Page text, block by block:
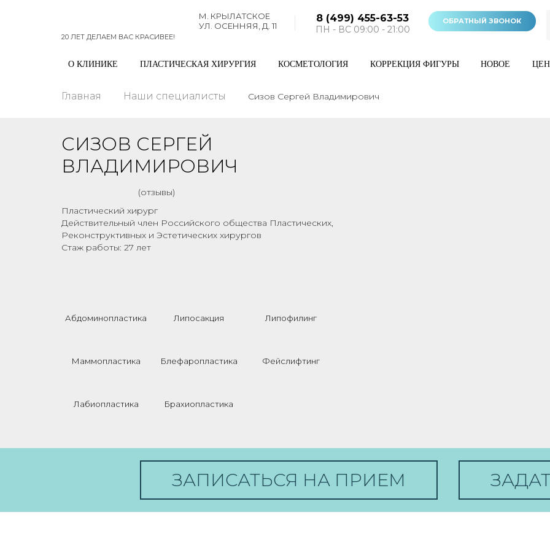
20 ЛЕТ ДЕЛАЕМ ВАС КРАСИВЕЕ!
М. КРЫЛАТСКОЕ
УЛ. ОСЕННЯЯ, Д. 11
8 (499) 455-63-53
ПН - ВС 09:00 - 21:00
ОБРАТНЫЙ ЗВОНОК
О КЛИНИКЕ ПЛАСТИЧЕСКАЯ ХИРУРГИЯ КОСМЕТОЛОГИЯ КОРРЕКЦИЯ ФИГУРЫ НОВОЕ
Главная Наши специалисты Сизов Сергей Владимирович
СИЗОВ СЕРГЕЙ
ВЛАДИМИРОВИЧ
(отзывы)
Пластический хирург
Действительный член Российского общества Пластических,
Реконструктивных и Эстетических хирургов
Стаж работы: 27 лет
Абдоминопластика Липосакция Липофилинг
Маммопластика Блефаропластика Фейслифтинг
Лабиопластика Брахиопластика
ЗАПИСАТЬСЯ НА ПРИЕМ